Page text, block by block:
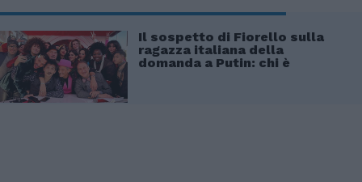
Il sospetto di Fiorello sulla
ragazza italiana della
domanda a Putin: chi è